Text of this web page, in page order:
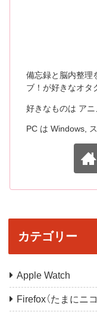
備忘録と脳内整理
ブ！が好きなオタ
好きなものは アニ
PC は Windows,
カテゴリー
Apple Watch
Firefox（たまにニコ